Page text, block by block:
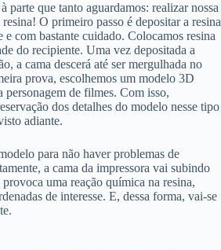
parte que tanto aguardamos: realizar nossa
resina! O primeiro passo é depositar a resina
e com bastante cuidado. Colocamos resina
do recipiente. Uma vez depositada a
a cama descerá até ser mergulhada no
prova, escolhemos um modelo 3D
personagem de filmes. Com isso,
dos detalhes do modelo nesse tipo
adiante.
para não haver problemas de
a cama da impressora vai subindo
uma reação química na resina,
de interesse. E, dessa forma, vai-se